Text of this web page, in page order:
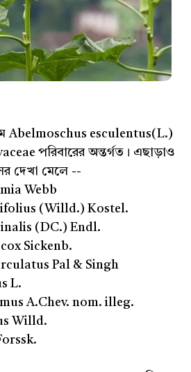
Abelmoschus esculentus(L.)
পরিবারের অন্তর্গত। এছাড়াও
দেখা মেলে --
Webb
(Willd.) Kostel.
(DC.) Endl.
Sickenb.
Pal & Singh
L.
A.Chev. nom. illeg.
Willd.